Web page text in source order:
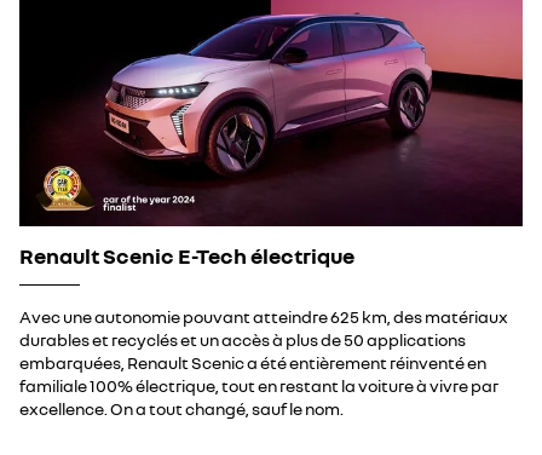
Renault Scenic E-Tech électrique
Avec une autonomie pouvant atteindre 625 km, des matériaux
durables et recyclés et un accès à plus de 50 applications
embarquées, Renault Scenic a été entièrement réinventé en
familiale 100% électrique, tout en restant la voiture à vivre par
excellence. On a tout changé, sauf le nom.